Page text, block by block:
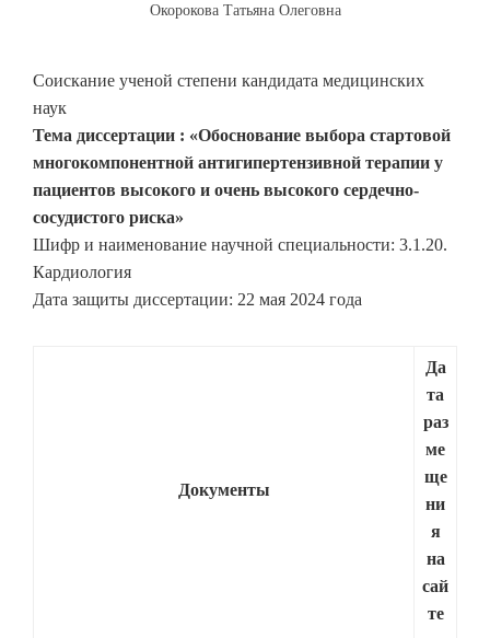
Окорокова Татьяна Олеговна
Соискание ученой степени кандидата медицинских
наук
Тема диссертации : «Обоснование выбора стартовой
многокомпонентной антигипертензивной терапии у
пациентов высокого и очень высокого сердечно-
сосудистого риска»
Шифр и наименование научной специальности: 3.1.20.
Кардиология
Дата защиты диссертации: 22 мая 2024 года
Документы
Да
та
раз
ме
ще
ни
я
на
сай
те